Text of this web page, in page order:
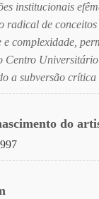
institucionais
radical de
complexidade,
Centro
a subversão crítica
do